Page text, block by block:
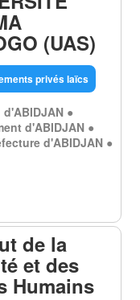
(UAS)
privés laïcs
●
d'ABIDJAN ●
d'ABIDJAN ●
de la
et des
Humains